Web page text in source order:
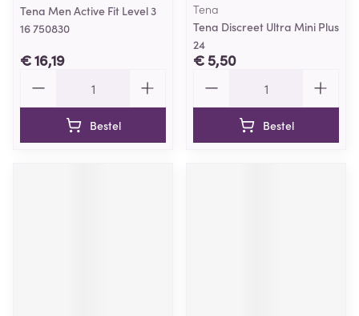
Tena Men Active Fit Level 3
16 750830
€ 16,19
Bestel
Tena
Tena Discreet Ultra Mini Plus
24
€ 5,50
Bestel